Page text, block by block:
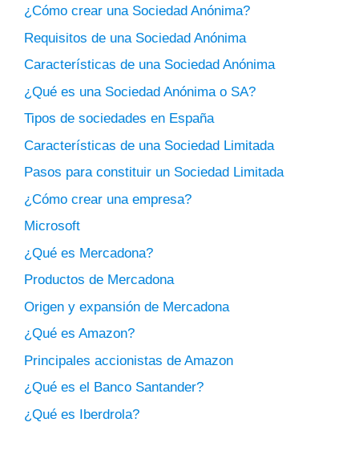
¿Cómo crear una Sociedad Anónima?
Requisitos de una Sociedad Anónima
Características de una Sociedad Anónima
¿Qué es una Sociedad Anónima o SA?
Tipos de sociedades en España
Características de una Sociedad Limitada
Pasos para constituir un Sociedad Limitada
¿Cómo crear una empresa?
Microsoft
¿Qué es Mercadona?
Productos de Mercadona
Origen y expansión de Mercadona
¿Qué es Amazon?
Principales accionistas de Amazon
¿Qué es el Banco Santander?
¿Qué es Iberdrola?